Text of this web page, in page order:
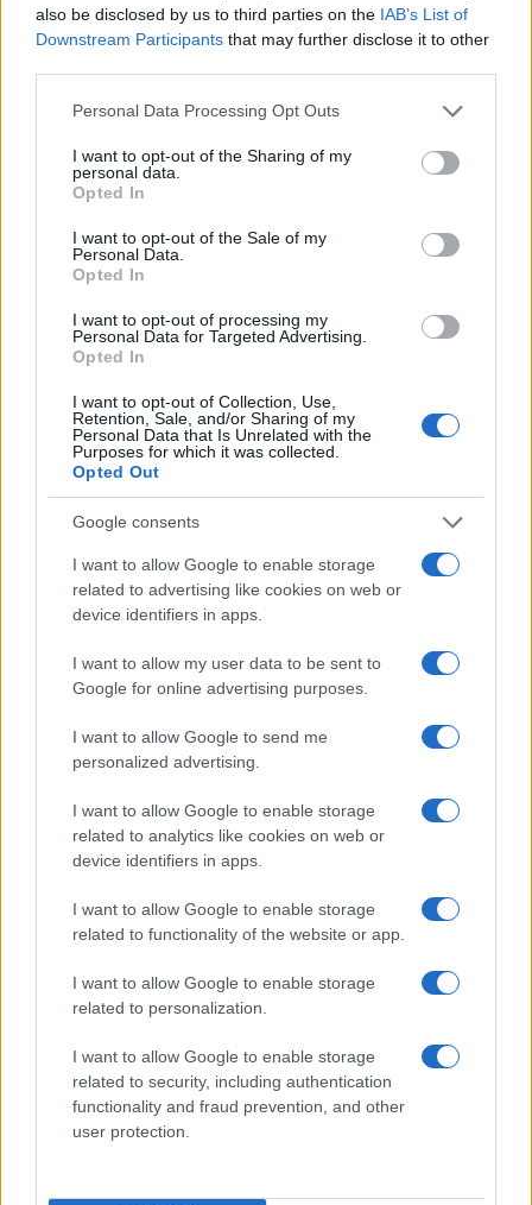
also be disclosed by us to third parties on the IAB’s List of
Downstream Participants that may further disclose it to other
Please note that this website/app uses one or more Google
not limited to your visit or usage behaviour. You may click to
grant or deny consent to Google and its third-party tags to
use your data for below specified purposes in below Google
consent section.
Personal Data Processing Opt Outs
I want to opt-out of the Sharing of my
personal data.
Opted In
I want to opt-out of the Sale of my
Personal Data.
Opted In
I want to opt-out of processing my
Personal Data for Targeted Advertising.
Opted In
I want to opt-out of Collection, Use,
Retention, Sale, and/or Sharing of my
Personal Data that Is Unrelated with the
Purposes for which it was collected.
Opted Out
Google consents
I want to allow Google to enable storage
related to advertising like cookies on web or
device identifiers in apps.
I want to allow my user data to be sent to
Google for online advertising purposes.
I want to allow Google to send me
personalized advertising.
I want to allow Google to enable storage
related to analytics like cookies on web or
device identifiers in apps.
I want to allow Google to enable storage
related to functionality of the website or app.
I want to allow Google to enable storage
related to personalization.
I want to allow Google to enable storage
related to security, including authentication
functionality and fraud prevention, and other
user protection.
AUTORE
Continua a leggere
INTERVISTE
Letizia Fontana · 8 Ago 2026